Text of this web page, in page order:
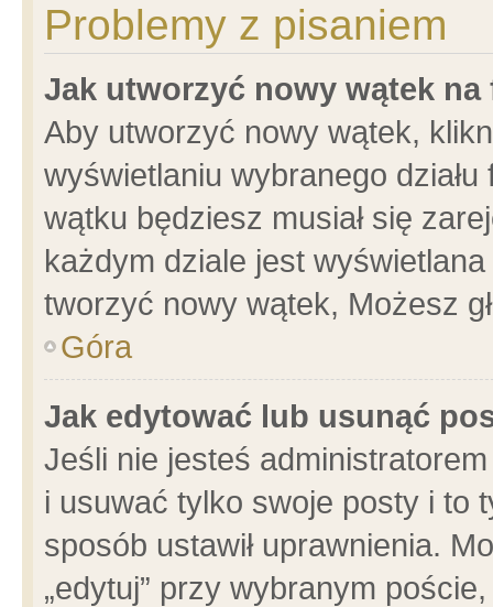
Problemy z pisaniem
Jak utworzyć nowy wątek na
Aby utworzyć nowy wątek,
wyświetlaniu wybranego
wątku będziesz musiał się
każdym dziale jest
tworzyć nowy wątek, Możesz
Góra
Jak edytować lub usunąć
Jeśli nie jesteś
i usuwać tylko swoje posty i to
sposób ustawił uprawnienia.
„edytuj” przy wybranym